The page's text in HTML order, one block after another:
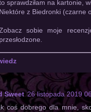
sprawdziłam na kartonie,
Niektóre z Biedronki (czarne
sobie moje
przesłodzone.
Sweet 26 listopada 2019
coś dobrego dla mnie,